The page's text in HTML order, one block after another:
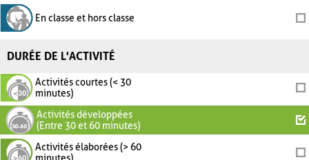
En classe et hors classe
DURÉE DE L'ACTIVITÉ
Activités courtes (< 30
minutes)
Activités développées
(Entre 30 et 60 minutes)
Activités élaborées (> 60